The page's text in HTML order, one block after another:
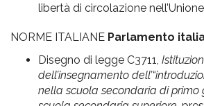
libertà di circolazione
NORME ITALIANE Parlamento
Disegno di legge C3711,
dell’insegnamento
nella scuola secondaria di primo